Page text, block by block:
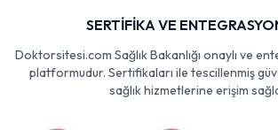
SERTİFİKA VE
Doktorsitesi.com Sağlık Bakanlığı onaylı ve
platformudur. Sertifikaları ile tescillenmiş
sağlık hizmetlerine erişim